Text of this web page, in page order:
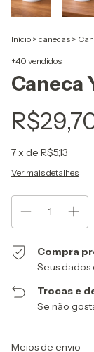
Início > canecas >
+40 vendidos
Caneca
7x de R$5,13
Ver mais detalhes
Compra
Seus
Trocas e
Se não
Entregas para o CEP:
Meios de envio